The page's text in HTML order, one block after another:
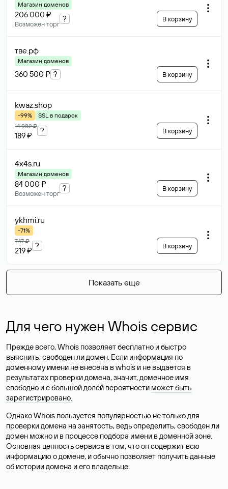
Магазин доменов
206 000 ₽
Возможен торг
? В корзину
тве.рф
Магазин доменов
360 500 ₽ ? В корзину
kwaz.shop
-99%
SSL в подарок
14 982 ₽
189 ₽
? В корзину
4x4s.ru
Магазин доменов
84 000 ₽
Возможен торг
? В корзину
ykhmi.ru
-71%
747 ₽
219 ₽
? В корзину
Показать еще
Для чего нужен Whois сервис
Прежде всего, Whois позволяет бесплатно и быстро
выяснить, свободен ли домен. Если информация по
доменному имени не внесена в whois и не выдается в
результатах проверки домена, значит, доменное имя
свободно и с большой долей вероятности может быть
зарегистрировано.
Однако Whois пользуется популярностью не только для
проверки домена на занятость, ведь определить, свободен ли
домен можно и в процессе подбора имени в доменной зоне.
Основная ценность сервиса в том, что он содержит всю
информацию о домене, и обычно позволяет получить данные
об истории домена и его владельце.